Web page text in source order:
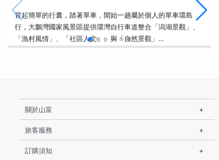
背起簡單的行囊，踏著單車，開始一趟屬於個人的單車環島
行，大鵬灣國家風景區提供環灣自行車道整合「潟湖景觀」、
「漁村風情」、「社區人文」、與「自然景觀」…
關於山富
旅客服務
訂購須知